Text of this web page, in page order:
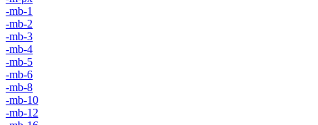
-mb-1
-mb-2
-mb-3
-mb-4
-mb-5
-mb-6
-mb-8
-mb-10
-mb-12